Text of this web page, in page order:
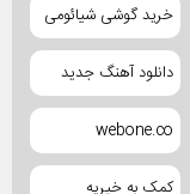
خرید گوشی شیائومی
دانلود آهنگ جدید
webone.co
کمک به خیریه